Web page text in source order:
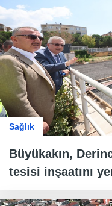
Sağlık
Büyükakın,
tesisi inşaatını